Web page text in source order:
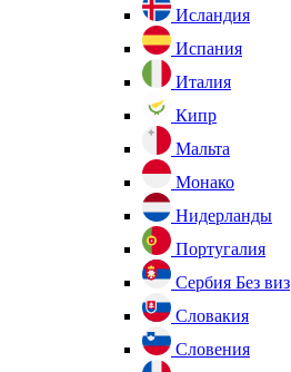
Исландия
Испания
Италия
Кипр
Мальта
Монако
Нидерланды
Португалия
Сербия Без виз
Словакия
Словения